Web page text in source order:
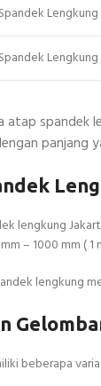
atap spandek
panjang
lengkung
– 1000 mm ( 1
lengkung
beberapa